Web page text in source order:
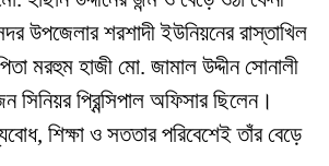
উপজেলার শরশাদী ইউনিয়নের রাস্তাখিল
মরহুম হাজী মো. জামাল উদ্দীন সোনালী
সিনিয়র প্রিন্সিপাল অফিসার ছিলেন।
শিক্ষা ও সততার পরিবেশেই তাঁর বেড়ে